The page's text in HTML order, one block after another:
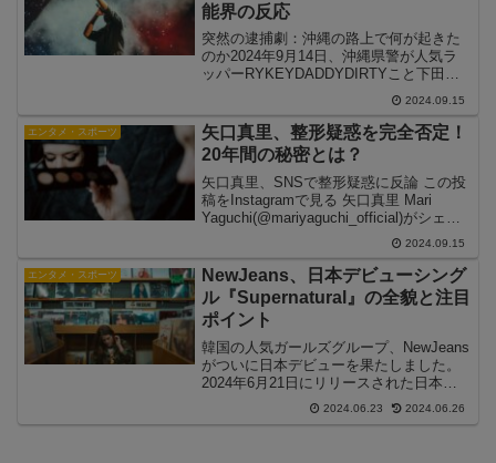
能界の反応
突然の逮捕劇：沖縄の路上で何が起きた
のか2024年9月14日、沖縄県警が人気ラ
ッパーRYKEYDADDYDIRTYこと下田ム
トアリツキー容疑者（36）を逮捕したと
いうニュースが飛び込んできました。逮
捕容疑は暴行。事件は同日午前5時頃、沖
縄県...
2024.09.15
エンタメ・スポーツ
矢口真里、整形疑惑を完全否定！
20年間の秘密とは？
矢口真里、SNSで整形疑惑に反論 この投
稿をInstagramで見る 矢口真里 Mari
Yaguchi(@mariyaguchi_official)がシェア
した投稿元モーニング娘。のメンバーと
して活躍し、現在はタレントとして幅広
く活動する...
2024.09.15
エンタメ・スポーツ
NewJeans、日本デビューシング
ル『Supernatural』の全貌と注目
ポイント
韓国の人気ガールズグループ、NewJeans
がついに日本デビューを果たしました。
2024年6月21日にリリースされた日本デ
ビューシングル『Supernatural』は、ファ
ン待望の作品であり、その全貌と注目ポ
2024.06.23 2024.06.26